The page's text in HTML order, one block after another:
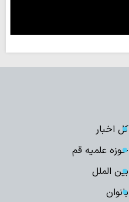
کل اخبار
حوزه علمیه قم
بین الملل
بانوان